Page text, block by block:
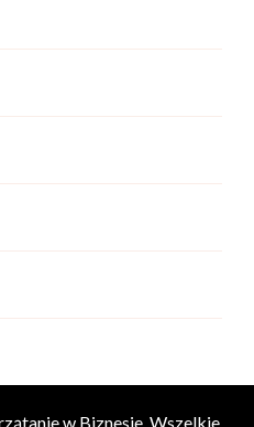
w Biznesie . Wszelkie